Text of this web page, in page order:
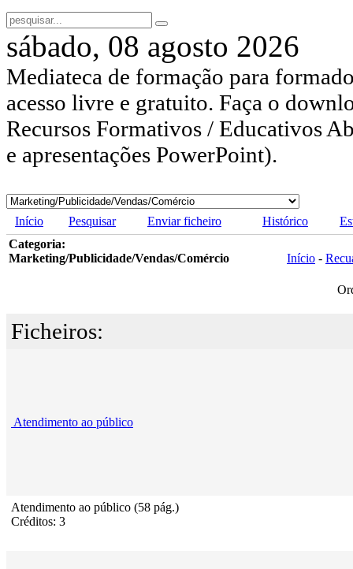
sábado, 08 agosto 2026
Mediateca de formação para
acesso livre e gratuito. Faça o
Recursos Formativos / Educativos
e apresentações PowerPoint).
Início Pesquisar Enviar ficheiro Histórico
Categoria:
Marketing/Publicidade/Vendas/Comércio
Início -
Ficheiros:
Atendimento ao público
Atendimento ao público (58 pág.)
Créditos: 3